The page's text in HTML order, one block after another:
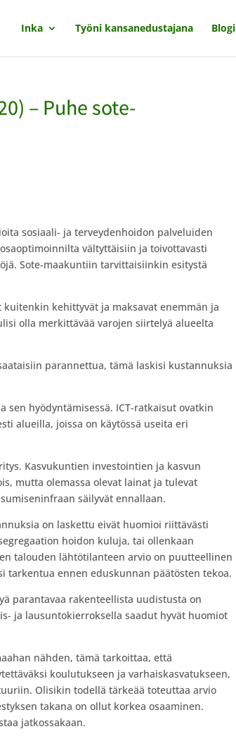
Inka Työni kansanedustajana Blogi
– Puhe sote-
sosiaali- ja terveydenhoidon palveluiden
vältyttäisiin ja toivottavasti
Sote-maakuntiin tarvittaisiinkin esitystä
kuitenkin kehittyvät ja maksavat enemmän ja
olla merkittävää varojen siirtelyä alueelta
parannettua, tämä laskisi kustannuksia
sen hyödyntämisessä. ICT-ratkaisut ovatkin
alueilla, joissa on käytössä useita eri
Kasvukuntien investointien ja kasvun
mutta olemassa olevat lainat ja tulevat
säilyvät ennallaan.
on laskettu eivät huomioi riittävästi
hoidon kuluja, tai ollenkaan
talouden lähtötilanteen arvio on puutteellinen
tarkentua ennen eduskunnan päätösten tekoa.
parantavaa rakenteellista uudistusta on
ja lausuntokierroksella saadut hyvät huomiot
nähden, tämä tarkoittaa, että
koulutukseen ja varhaiskasvatukseen,
Olisikin todellä tärkeää toteuttaa arvio
takana on ollut korkea osaaminen.
jatkossakaan.